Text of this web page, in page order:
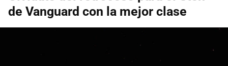
de Vanguard con la mejor clase